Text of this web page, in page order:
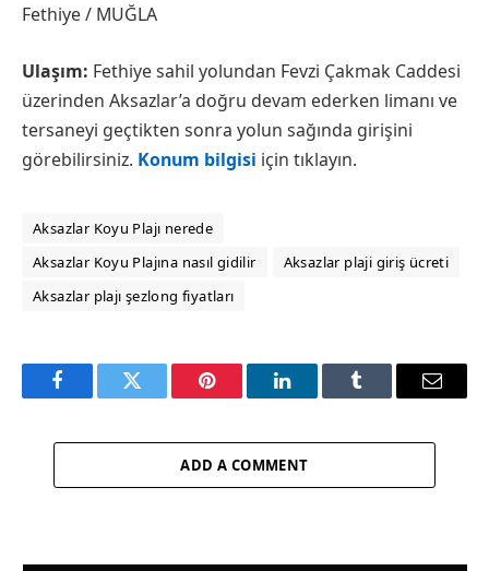
Fethiye / MUĞLA
Ulaşım: Fethiye sahil yolundan Fevzi Çakmak Caddesi
üzerinden Aksazlar’a doğru devam ederken limanı ve
tersaneyi geçtikten sonra yolun sağında girişini
görebilirsiniz. Konum bilgisi için tıklayın.
Aksazlar Koyu Plajı nerede
Aksazlar Koyu Plajına nasıl gidilir
Aksazlar plaji giriş ücreti
Aksazlar plajı şezlong fiyatları
FacebookTwitter Pinterest LinkedInTumblr Email
ADD A COMMENT